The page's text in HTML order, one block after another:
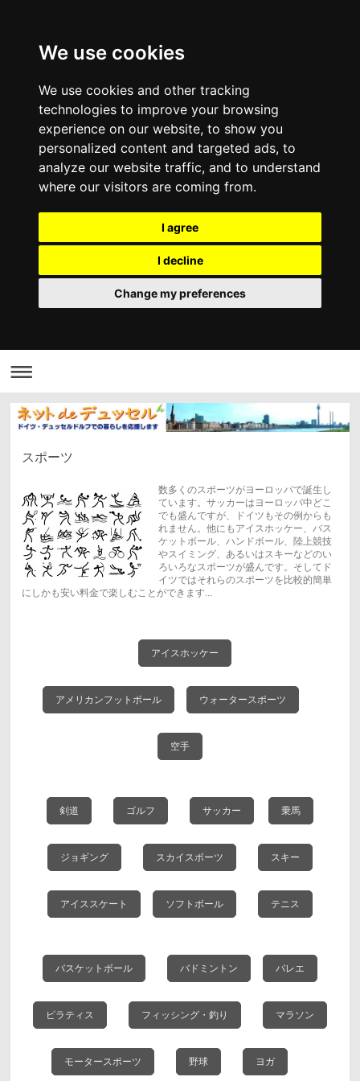
We use cookies
We use cookies and other tracking
technologies to improve your browsing
experience on our website, to show you
personalized content and targeted ads, to
analyze our website traffic, and to understand
where our visitors are coming from.
I agree
I decline
Change my preferences
スポーツ
数多くのスポーツがヨーロッパで誕生し
ています。サッカーはヨーロッパ中どこ
でも盛んですが、ドイツもその例からも
れません。他にもアイスホッケー、バス
ケットボール、ハンドボール、陸上競技
やスイミング、あるいはスキーなどのい
ろいろなスポーツが盛んです。そしてド
イツではそれらのスポーツを比較的簡単
にしかも安い料金で楽しむことができます...
アイスホッケー
アメリカンフットボール ウォータースポーツ
空手
剣道 ゴルフ サッカー 乗馬
ジョギング スカイスポーツ スキー
アイススケート ソフトボール テニス
バスケットボール バドミントン バレエ
ピラティス フィッシング・釣り マラソン
モータースポーツ 野球 ヨガ